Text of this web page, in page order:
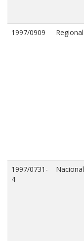
1997/0909 Regional
1997/0731-
4
Nacional